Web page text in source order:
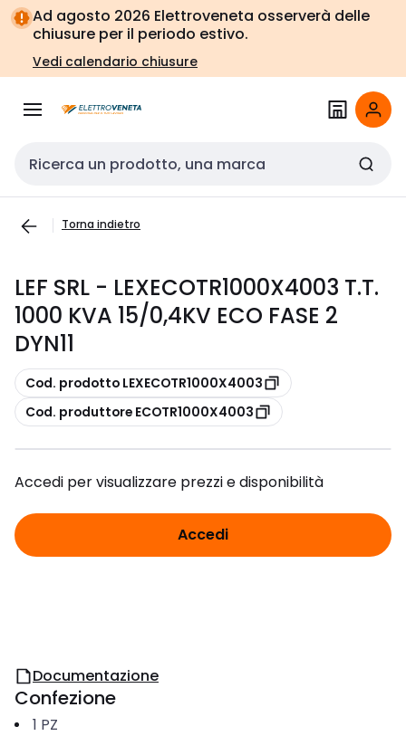
Vai alla
navigazione
Vai
alla
pagina
Ad agosto 2026 Elettroveneta osserverà delle
chiusure per il periodo estivo.
Vedi calendario chiusure
Cerca input
Torna indietro
LEF SRL - LEXECOTR1000X4003 T.T.
1000 KVA 15/0,4KV ECO FASE 2
DYN11
copia
Cod. prodotto LEXECOTR1000X4003
copia
Cod. produttore ECOTR1000X4003
Accedi per visualizzare prezzi e disponibilità
Accedi
Documentazione
Confezione
1 PZ